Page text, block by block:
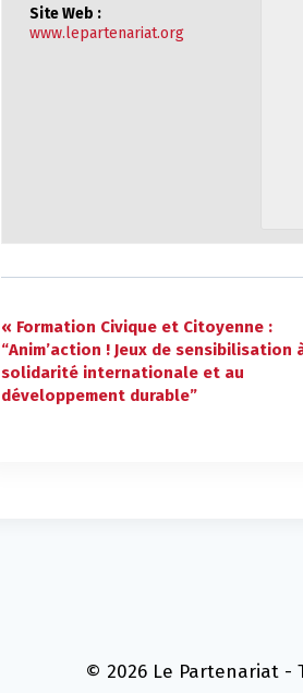
Site Web :
www.lepartenariat.org
« Formation Civique et Citoyenne :
“Anim’action ! Jeux de sensibilisation
solidarité internationale et au
développement durable”
© 2026 Le Partenariat -